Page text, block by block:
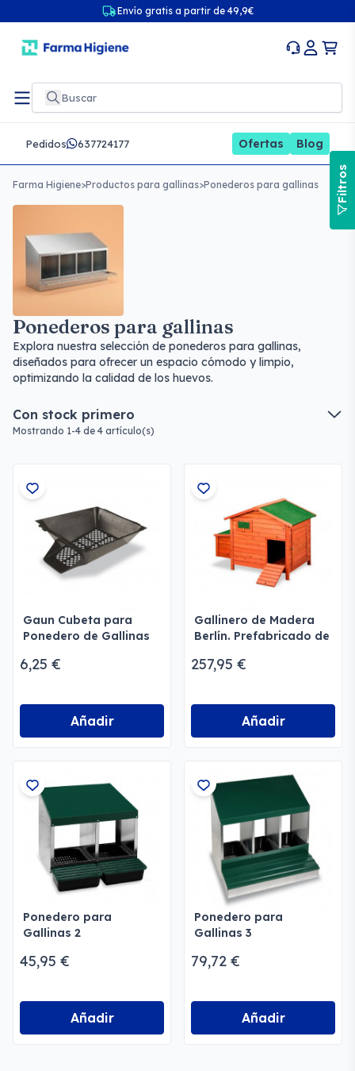
Envío gratis a partir de 49,9€
Pedidos 637724177 Ofertas Blog
Farma Higiene>Productos para gallinas>Ponederos para gallinas
Ponederos para gallinas
Explora nuestra selección de ponederos para gallinas,
diseñados para ofrecer un espacio cómodo y limpio,
optimizando la calidad de los huevos.
Con stock primero
Mostrando 1-4 de 4 artículo(s)
Gaun Cubeta para
Ponedero de Gallinas
6,25 €
Añadir
Gallinero de Madera
Berlín. Prefabricado de
257,95 €
Añadir
Ponedero para
Gallinas 2
45,95 €
Añadir
Ponedero para
Gallinas 3
79,72 €
Añadir
Filtros